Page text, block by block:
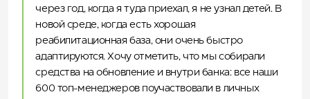
через год, когда я туда приехал, я не узнал детей. В
новой среде, когда есть хорошая
реабилитационная база, они очень быстро
адаптируются. Хочу отметить, что мы собирали
средства на обновление и внутри банка: все наши
600 топ-менеджеров поучаствовали в личных